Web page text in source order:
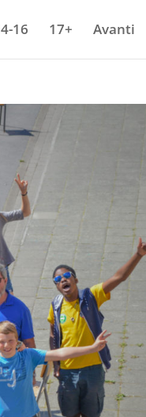
16 17+ Avanti